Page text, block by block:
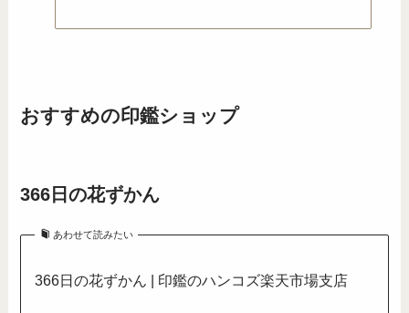
おすすめの印鑑ショップ
366日の花ずかん
あわせて読みたい
366日の花ずかん | 印鑑のハンコズ楽天市場支店